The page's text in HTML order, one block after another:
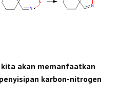
akan memanfaatkan
karbon-nitrogen